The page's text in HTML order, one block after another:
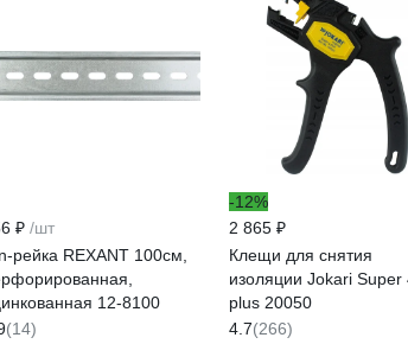
₽ /шт
рейка REXANT 100см,
12-8100
(14)
-12%
2 865 ₽
Клещи для снятия
изоляции Jokari Super
plus 20050
4.7(266)